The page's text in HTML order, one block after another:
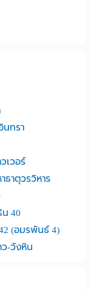
นทรา
เวอร์
ธาตุวรวิหาร
40
(อมรพันธ์ 4)
-วังหิน